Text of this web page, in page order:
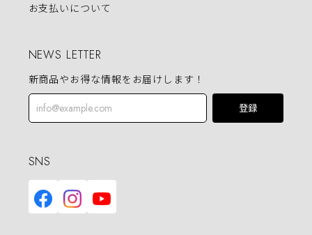
お支払いについて
NEWS LETTER
新商品やお得な情報をお届けします！
登録
SNS